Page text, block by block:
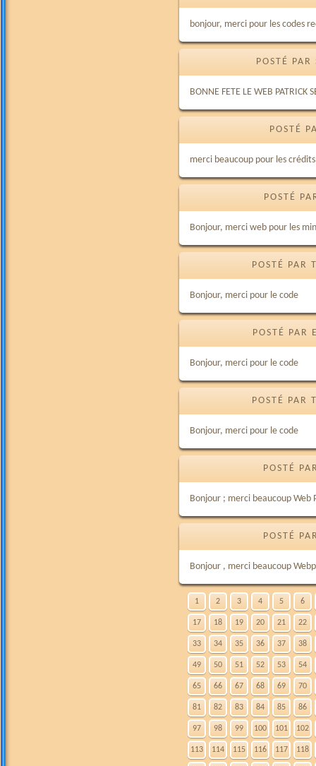
bonjour, merci pour les codes
POSTÉ
BONNE FETE LE WEB PATRICK
POSTÉ
merci beaucoup pour les
POSTÉ
Bonjour, merci web pour les
POSTÉ
Bonjour, merci pour le code
POSTÉ PAR
Bonjour, merci pour le code
POSTÉ
Bonjour, merci pour le code
POSTÉ
Bonjour ; merci beaucoup
POSTÉ
Bonjour , merci beaucoup
1 2 3 4 5 6
17 18 19 20 21 22
33 34 35 36 37 38
49 50 51 52 53 54
65 66 67 68 69 70
81 82 83 84 85 86
97 98 99 100 101 102
113 114 115 116 117 118